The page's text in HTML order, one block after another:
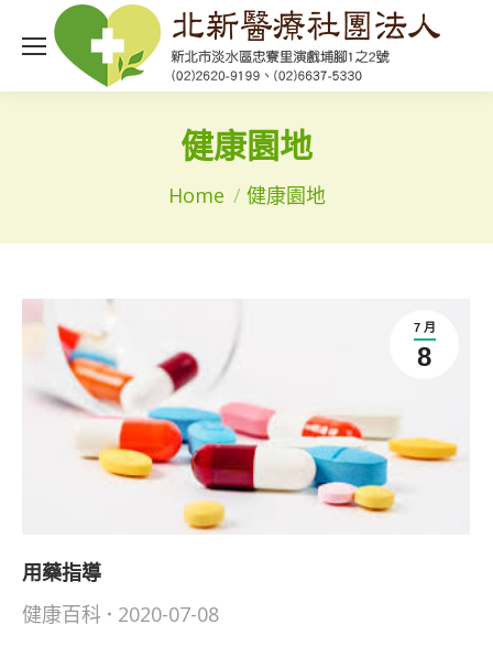
健康園地
You are here:Home 健康園地
7 月
8
用藥指導
健康百科
2020-07-08